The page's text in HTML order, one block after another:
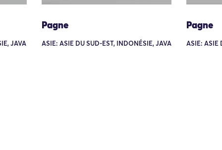
JAVA
Pagne
ASIE: ASIE DU SUD-EST, INDONÉSIE, JAVA
Pagne
ASIE: ASIE